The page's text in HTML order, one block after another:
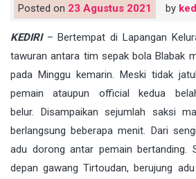
Posted on 23 Agustus 2021 by
KEDIRI – Bertempat di Lapangan
tawuran antara tim sepak bola Blabak
pada Minggu kemarin. Meski tidak
pemain ataupun official kedua
belur. Disampaikan sejumlah saksi
berlangsung beberapa menit. Dari
adu dorong antar pemain bertanding.
depan gawang Tirtoudan, berujung